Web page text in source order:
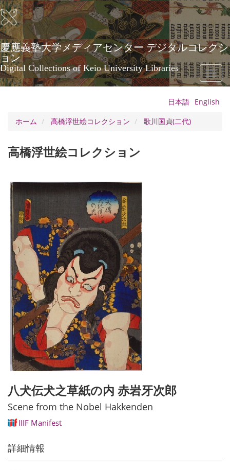
メ
イ
ン
コ
ン
テ
ン
ツ
に
慶應義塾大学メディアセンター デジタルコレクシ
ョン
Digital Collections of Keio University Libraries
Toggle
日本語 English
ホーム
高橋浮世絵コレクション 歌川国貞(二代)
高橋浮世絵コレクション
八犬伝犬之草紙の内 赤岩牙次郎
Scene from the Nobel Hakkenden
IIIF Manifest
詳細情報